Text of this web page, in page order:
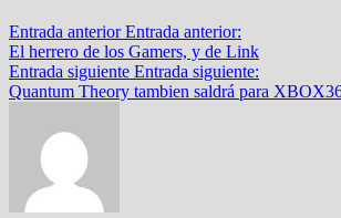
Entrada anterior Entrada anterior:
El herrero de los Gamers, y de Link
Entrada siguiente Entrada siguiente:
Quantum Theory tambien saldrá para